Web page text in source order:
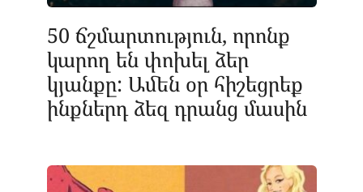
50 ճշմարտություն, որոնք
կարող են փոխել ձեր
կյանքը: Ամեն օր հիշեցրեք
ինքներդ ձեզ դրանց մասին